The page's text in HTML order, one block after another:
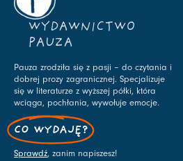
WYDAWNICTWO
PAUZA
Pauza zrodziła się z pasji – do czytania i
dobrej prozy zagranicznej. Specjalizuje
się w literaturze z wyższej półki, która
wciąga, pochłania, wywołuje emocje.
CO WYDAJĘ?
Sprawdź, zanim napiszesz!